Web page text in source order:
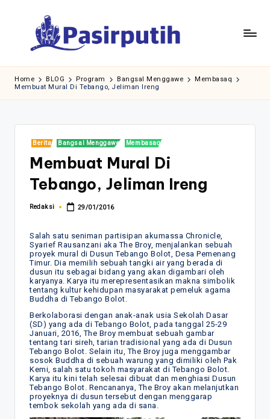
Home BLOG Program Bangsal Menggawe
Membasaq
Membuat Mural Di Tebango, Jeliman Ireng
Posted
in
Bangsal Menggawe
Berita Membasaq
Membuat Mural Di
Tebango, Jeliman Ireng
Posted
Redaksi 29/01/2016
Salah satu seniman partisipan akumassa Chronicle,
Syarief Rausanzani aka The Broy, menjalankan sebuah
proyek mural di Dusun Tebango Bolot, Desa Pemenang
Timur. Dia memilih sebuah tangki air yang berada di
dusun itu sebagai bidang yang akan digambari oleh
karyanya. Karya itu merepresentasikan makna simbolik
tentang kultur kehidupan masyarakat pemeluk agama
Buddha di Tebango Bolot.
Berkolaborasi dengan anak-anak usia Sekolah Dasar
(SD) yang ada di Tebango Bolot, pada tanggal 25-29
Januari, 2016, The Broy membuat sebuah gambar
tentang tari sireh, tarian tradisional yang ada di Dusun
Tebango Bolot. Selain itu, The Broy juga menggambar
sosok Buddha di sebuah warung yang dimiliki oleh Pak
Kemi, salah satu tokoh masyarakat di Tebango Bolot.
Karya itu kini telah selesai dibuat dan menghiasi Dusun
Tebango Bolot. Rencananya, The Broy akan melanjutkan
proyeknya di dusun tersebut dengan menggarap
tembok sekolah yang ada di sana.